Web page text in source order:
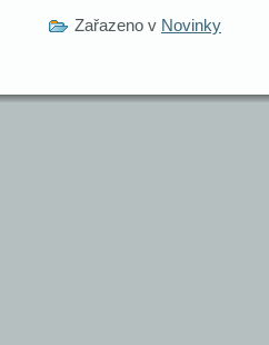
Zařazeno v Novinky